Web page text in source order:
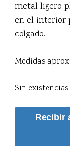
metal ligero
en el interior
colgado.
Medidas
Sin existencias
Recibir